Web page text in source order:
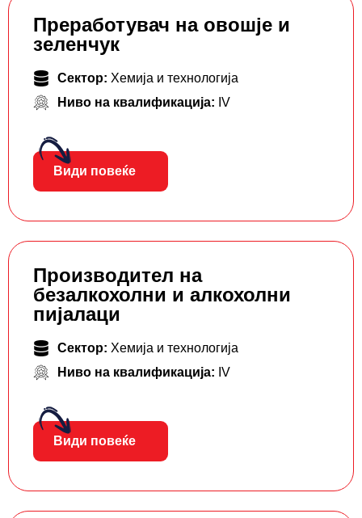
Преработувач на овошје и
зеленчук
Сектор: Хемија и технологија
Ниво на квалификација: IV
Види повеќе
Производител на
безалкохолни и алкохолни
пијалаци
Сектор: Хемија и технологија
Ниво на квалификација: IV
Види повеќе